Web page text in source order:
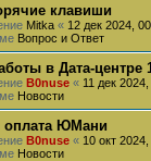
клавиши
Mitka « 12 дек 2024,
Вопрос и Ответ
в Дата-центре
B0nuse « 11 дек 2024,
Новости
ЮМани
B0nuse « 10 окт
Новости